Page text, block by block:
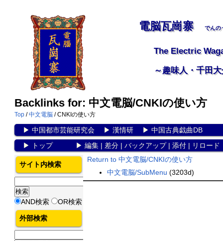
電脳瓦崗寨 でんの
The Electric
～趣味人・千田
Backlinks for: 中文電脳/CNKIの使い方
Top /中文電脳 / CNKIの使い方
▶ 中国都市芸能研究会▶ 漢情研▶ 中国古典戯曲DB
▶
トップ▶ 編集| 差分| バックアップ| 添付| リロード
Return to 中文電脳/CNKIの使い方
中文電脳/SubMenu (3203d)
サイト内検索
AND検索 OR検索
外部検索